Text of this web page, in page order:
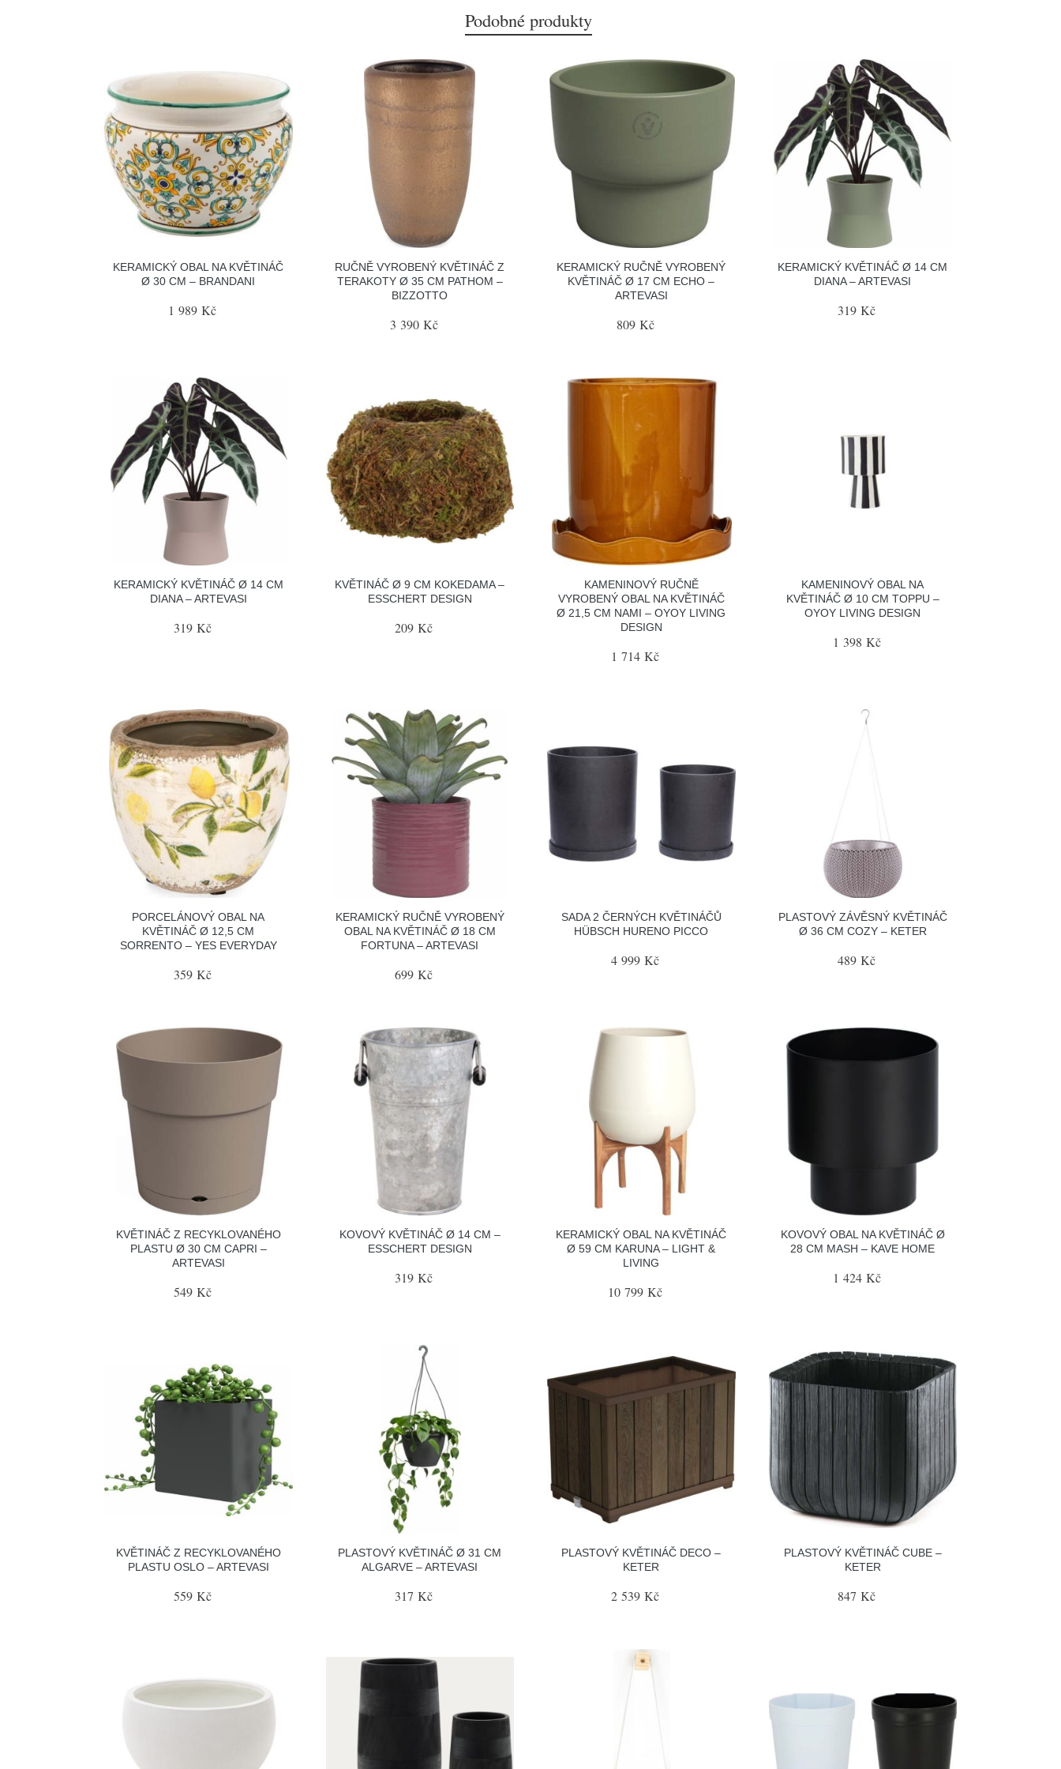
Podobné produkty
KERAMICKÝ OBAL NA KVĚTINÁČ
Ø 30 CM – BRANDANI
1 989 Kč
RUČNĚ VYROBENÝ KVĚTINÁČ Z
TERAKOTY Ø 35 CM PATHOM –
BIZZOTTO
3 390 Kč
KERAMICKÝ RUČNĚ VYROBENÝ
KVĚTINÁČ Ø 17 CM ECHO –
ARTEVASI
809 Kč
KERAMICKÝ KVĚTINÁČ Ø 14 CM
DIANA – ARTEVASI
319 Kč
KERAMICKÝ KVĚTINÁČ Ø 14 CM
DIANA – ARTEVASI
319 Kč
KVĚTINÁČ Ø 9 CM KOKEDAMA –
ESSCHERT DESIGN
209 Kč
KAMENINOVÝ RUČNĚ
VYROBENÝ OBAL NA KVĚTINÁČ
Ø 21,5 CM NAMI – OYOY LIVING
DESIGN
1 714 Kč
KAMENINOVÝ OBAL NA
KVĚTINÁČ Ø 10 CM TOPPU –
OYOY LIVING DESIGN
1 398 Kč
PORCELÁNOVÝ OBAL NA
KVĚTINÁČ Ø 12,5 CM
SORRENTO – YES EVERYDAY
359 Kč
KERAMICKÝ RUČNĚ VYROBENÝ
OBAL NA KVĚTINÁČ Ø 18 CM
FORTUNA – ARTEVASI
699 Kč
SADA 2 ČERNÝCH KVĚTINÁČŮ
HÜBSCH HURENO PICCO
4 999 Kč
PLASTOVÝ ZÁVĚSNÝ KVĚTINÁČ
Ø 36 CM COZY – KETER
489 Kč
KVĚTINÁČ Z RECYKLOVANÉHO
PLASTU Ø 30 CM CAPRI –
ARTEVASI
549 Kč
KOVOVÝ KVĚTINÁČ Ø 14 CM –
ESSCHERT DESIGN
319 Kč
KERAMICKÝ OBAL NA KVĚTINÁČ
Ø 59 CM KARUNA – LIGHT &
LIVING
10 799 Kč
KOVOVÝ OBAL NA KVĚTINÁČ Ø
28 CM MASH – KAVE HOME
1 424 Kč
KVĚTINÁČ Z RECYKLOVANÉHO
PLASTU OSLO – ARTEVASI
559 Kč
PLASTOVÝ KVĚTINÁČ Ø 31 CM
ALGARVE – ARTEVASI
317 Kč
PLASTOVÝ KVĚTINÁČ DECO –
KETER
2 539 Kč
PLASTOVÝ KVĚTINÁČ CUBE –
KETER
847 Kč